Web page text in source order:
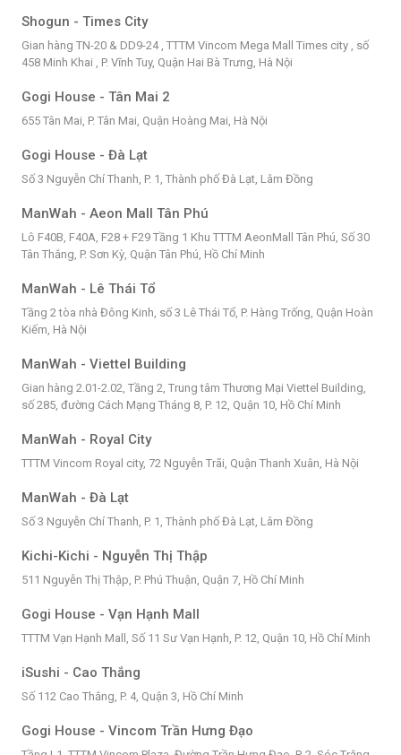
Shogun - Times City
Gian hàng TN-20 & DD9-24 , TTTM Vincom Mega Mall Times city , số
458 Minh Khai , P. Vĩnh Tuy, Quận Hai Bà Trưng, Hà Nội
Gogi House - Tân Mai 2
655 Tân Mai, P. Tân Mai, Quận Hoàng Mai, Hà Nội
Gogi House - Đà Lạt
Số 3 Nguyễn Chí Thanh, P. 1, Thành phố Đà Lạt, Lâm Đồng
ManWah - Aeon Mall Tân Phú
Lô F40B, F40A, F28 + F29 Tầng 1 Khu TTTM AeonMall Tân Phú, Số 30
Tân Thắng, P. Sơn Kỳ, Quận Tân Phú, Hồ Chí Minh
ManWah - Lê Thái Tổ
Tầng 2 tòa nhà Đông Kinh, số 3 Lê Thái Tổ, P. Hàng Trống, Quận Hoàn
Kiếm, Hà Nội
ManWah - Viettel Building
Gian hàng 2.01-2.02, Tầng 2, Trung tâm Thương Mại Viettel Building,
số 285, đường Cách Mạng Tháng 8, P. 12, Quận 10, Hồ Chí Minh
ManWah - Royal City
TTTM Vincom Royal city, 72 Nguyễn Trãi, Quận Thanh Xuân, Hà Nội
ManWah - Đà Lạt
Số 3 Nguyễn Chí Thanh, P. 1, Thành phố Đà Lạt, Lâm Đồng
Kichi-Kichi - Nguyễn Thị Thập
511 Nguyễn Thị Thập, P. Phú Thuận, Quận 7, Hồ Chí Minh
Gogi House - Vạn Hạnh Mall
TTTM Vạn Hạnh Mall, Số 11 Sư Vạn Hạnh, P. 12, Quận 10, Hồ Chí Minh
iSushi - Cao Thắng
Số 112 Cao Thắng, P. 4, Quận 3, Hồ Chí Minh
Gogi House - Vincom Trần Hưng Đạo